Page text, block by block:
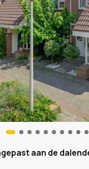
aan de